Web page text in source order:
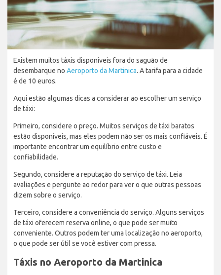
Existem muitos táxis disponíveis fora do saguão de
desembarque no Aeroporto da Martinica. A tarifa para a cidade
é de 10 euros.
Aqui estão algumas dicas a considerar ao escolher um serviço
de táxi:
Primeiro, considere o preço. Muitos serviços de táxi baratos
estão disponíveis, mas eles podem não ser os mais confiáveis. É
importante encontrar um equilíbrio entre custo e
confiabilidade.
Segundo, considere a reputação do serviço de táxi. Leia
avaliações e pergunte ao redor para ver o que outras pessoas
dizem sobre o serviço.
Terceiro, considere a conveniência do serviço. Alguns serviços
de táxi oferecem reserva online, o que pode ser muito
conveniente. Outros podem ter uma localização no aeroporto,
o que pode ser útil se você estiver com pressa.
Táxis no Aeroporto da Martinica